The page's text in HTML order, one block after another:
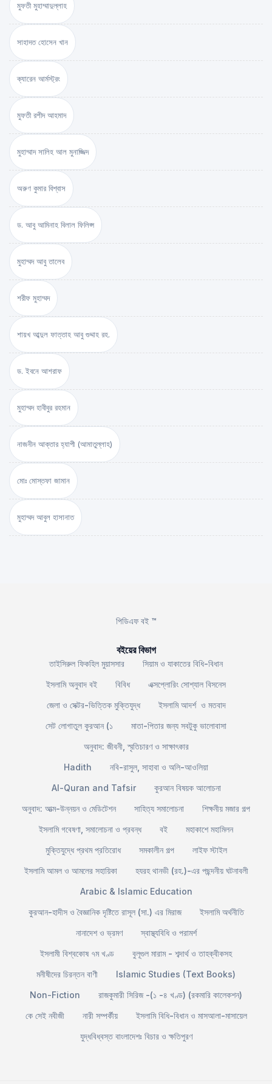
মুফতী মুহাম্মাদুল্লাহ
সাহাদত হোসেন খান
ক্যারেন আর্মস্ট্রং
মুফতী রশীদ আহমাদ
মুহাম্মাদ সালিহ আল মুনাজ্জিদ
অরুণ কুমার বিশ্বাস
ড. আবু আমিনাহ বিলাল ফিলিপ্স
মুহাম্মদ আবু তালেব
শরীফ মুহাম্মদ
শায়খ আব্দুল ফাত্তাহ আবু গুদ্দাহ রহ.
ড. ইবনে আশরাফ
মুহাম্মদ হাবীবুর রহমান
নাজনীন আক্তার হ্যাপী (আমাতুল্লাহ)
মোঃ মোস্তফা জামান
মুহাম্মদ আবুল হাসানাত
পিডিএফ বই ™
বইয়ের বিভাগ
তাইসিরুল ফিকহিল মুয়াসসার
সিয়াম ও যাকাতের বিধি-বিধান
ইসলামি অনুবাদ বই
বিবিধ
এক্সপ্লোরিং সোশ্যাল বিসনেস
জেলা ও সেক্টর-ভিত্তিক মুক্তিযুদ্ধ
ইসলামি আদর্শ ও মতবাদ
সেট লোগাতুল কুরআন (১
মাতা-পিতার জন্য সবটুকু ভালোবাসা
অনুবাদ: জীবনী, স্মৃতিচারণ ও সাক্ষাৎকার
Hadith
নবি-রাসুল, সাহাবা ও অলি-আওলিয়া
Al-Quran and Tafsir
কুরআন বিষয়ক আলোচনা
অনুবাদ: আত্ম-উন্নয়ন ও মেডিটেশন
সাহিত্য সমালোচনা
শিক্ষনীয় মজার গল্প
ইসলামি গবেষণা, সমালোচনা ও প্রবন্ধ
বই
মহাকাশে মহামিলন
মুক্তিযুদ্ধে প্রথম প্রতিরোধ
সমকালীন গল্প
লাইফ স্টাইল
ইসলামি আমল ও আমলের সহায়িকা
হযরহ থানভী (রহ.)-এর পছন্দনীয় ঘটনাবলী
Arabic & Islamic Education
কুরআন-হাদীস ও বৈজ্ঞানিক দৃষ্টিতে রাসূল (সা.) এর মিরাজ
ইসলামি অর্থনীতি
নানাদেশ ও ভ্রমণ
স্বাস্থ্যবিধি ও পরামর্শ
ইসলামী বিশ্বকোষ ৭ম খণ্ড
বুলূগুল মারাম - শব্দার্থ ও তাহক্বীকসহ
মনীষীদের চিরন্তন বাণী
Islamic Studies (Text Books)
Non-Fiction
রাজকুমারী সিরিজ -(১ -৪ খণ্ড) (রকমারি কালেকশন)
কে সেই নবীজী
নারী সম্পর্কীয়
ইসলামি বিধি-বিধান ও মাসআলা-মাসায়েল
যুদ্ধবিধ্বস্ত বাংলাদেশঃ বিচার ও ক্ষতিপুরণ